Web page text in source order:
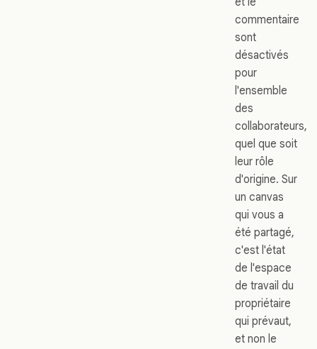
commentaire
sont
désactivés
pour
l'ensemble
des
collaborateurs,
quel que soit
leur rôle
d'origine. Sur
un canvas
qui vous a
été partagé,
c'est l'état
de l'espace
de travail du
propriétaire
qui prévaut,
et non le